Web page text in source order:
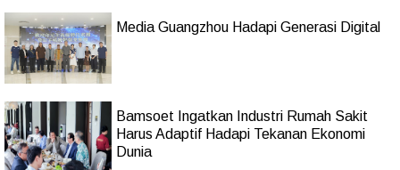
Media Guangzhou Hadapi Generasi Digital
Bamsoet Ingatkan Industri Rumah Sakit
Harus Adaptif Hadapi Tekanan Ekonomi
Dunia